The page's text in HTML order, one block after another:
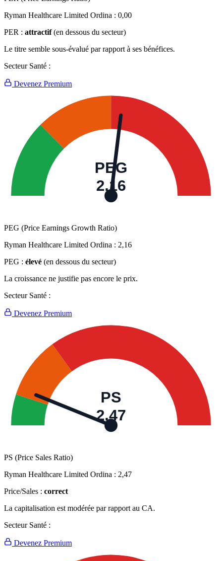
Ryman Healthcare Limited Ordina : 0,00
PER : attractif (en dessous du secteur)
Le titre semble sous-évalué par rapport à ses bénéfices.
Secteur Santé :
Devenez Premium
PEG
2,16
PEG (Price Earnings Growth Ratio)
Ryman Healthcare Limited Ordina : 2,16
PEG : élevé (en dessous du secteur)
La croissance ne justifie pas encore le prix.
Secteur Santé :
Devenez Premium
PS
2,47
PS (Price Sales Ratio)
Ryman Healthcare Limited Ordina : 2,47
Price/Sales : correct
La capitalisation est modérée par rapport au CA.
Secteur Santé :
Devenez Premium